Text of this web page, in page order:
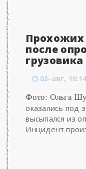
после
грузовика
03-авг,
Фото: Ольга
оказались под
высыпался из
Инцидент